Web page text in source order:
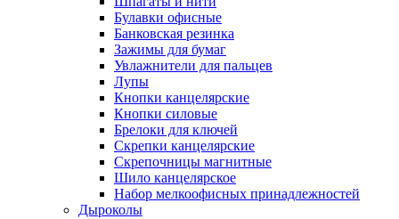
Булавки офисные
Банковская резинка
Зажимы для бумаг
Увлажнители для пальцев
Лупы
Кнопки канцелярские
Кнопки силовые
Брелоки для ключей
Скрепки канцелярские
Скрепочницы магнитные
Шило канцелярское
Набор мелкоофисных принадлежностей
Дыроколы